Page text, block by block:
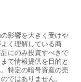
影響を大きく受けや
く理解している商
にのみ投資すべきで
で情報提供を目的と
特定の暗号資産の売
ではありません。